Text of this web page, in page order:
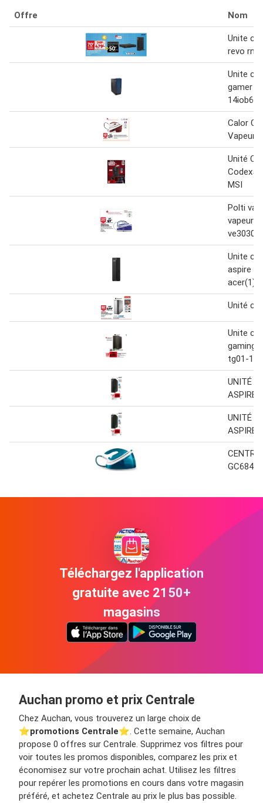
Offre Nom
Unite
revo
Unite
gamer
14iob6
Calor
Vapeur
Unité
MSI
Polti
vapeur
ve3030
Unite
aspire
acer(1)
Unité
Unite
gaming
tg01-
UNITÉ
ASPIRE
UNITÉ
ASPIRE
Téléchargez l'application
gratuite avec 2150+
magasins
Auchan promo et prix Centrale
Chez Auchan, vous trouverez un large choix de
⭐️promotions Centrale⭐️. Cette semaine, Auchan
propose 0 offres sur Centrale. Supprimez vos filtres pour
voir toutes les promos disponibles, comparez les prix et
économisez sur votre prochain achat. Utilisez les filtres
pour repérer les promotions en cours dans votre magasin
préféré, et achetez Centrale au prix le plus bas possible.